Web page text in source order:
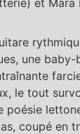
et Mara
une baby-
le tout
poésie
coupé en